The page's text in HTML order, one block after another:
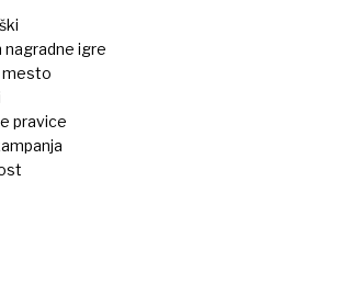
nagradne igre
mesto
pravice